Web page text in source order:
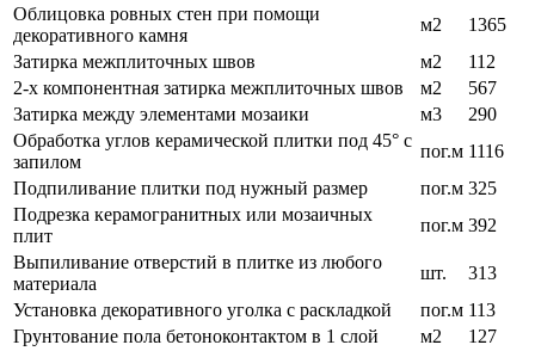
Облицовка ровных стен при помощи
декоративного камня
м2
1365
Затирка межплиточных швов
м2
112
2-х компонентная затирка межплиточных швов
м2
567
Затирка между элементами мозаики
м3
290
Обработка углов керамической плитки под 45° с
запилом
пог.м 1116
Подпиливание плитки под нужный размер
пог.м 325
Подрезка керамогранитных или мозаичных
плит
пог.м 392
Выпиливание отверстий в плитке из любого
материала
шт.
313
Установка декоративного уголка с раскладкой
пог.м 113
Грунтование пола бетоноконтактом в 1 слой
м2
127